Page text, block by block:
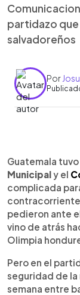
partidazo
salvadoreños
Por
Guatemala
Municipaly el
complicada
contracorriente
pedieron ante
vino de atrás
Olimpia
Pero en el
seguridad de
semana entre